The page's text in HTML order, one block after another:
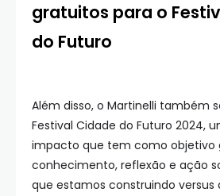
gratuitos para o
do Futuro
Além disso, o Martinelli também
Festival Cidade do Futuro 2024,
impacto que tem como objetivo
conhecimento, reflexão e ação
que estamos construindo versus